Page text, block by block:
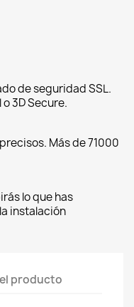
de seguridad SSL.
3D Secure.
Más de 71000
lo que has
instalación
producto